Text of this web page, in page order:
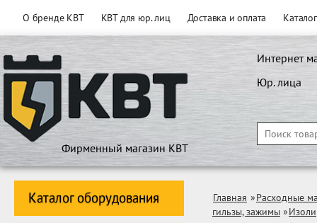
О бренде КВТ КВТ для юр. лиц Доставка и оплата
Фирменный магазин КВТ
Интернет
Юр. лица
Каталог оборудования Главная »Расходные
гильзы, зажимы »